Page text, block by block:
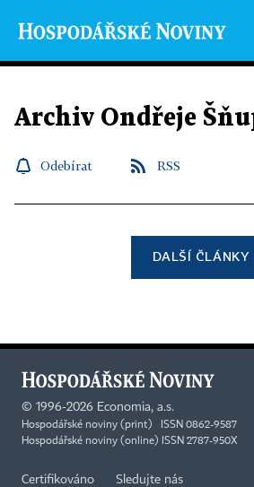
Archiv Ondřeje
Odebírat RSS
DALŠÍ ČLÁNKY
© 1996-2026 Economia, a.s.
Hospodářské noviny (print) ISSN 0862-9587
Hospodářské noviny (online) ISSN 2787-950X
Certifikováno Sledujte nás